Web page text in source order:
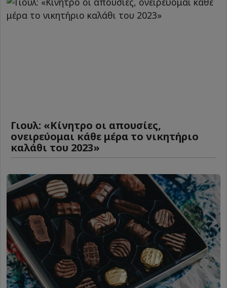
Γιουλ: «Κίνητρο οι απουσίες,
ονειρεύομαι κάθε μέρα το νικητήριο
καλάθι του 2023»